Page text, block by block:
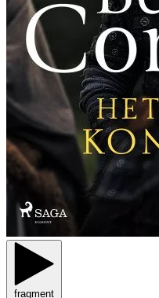
fragment